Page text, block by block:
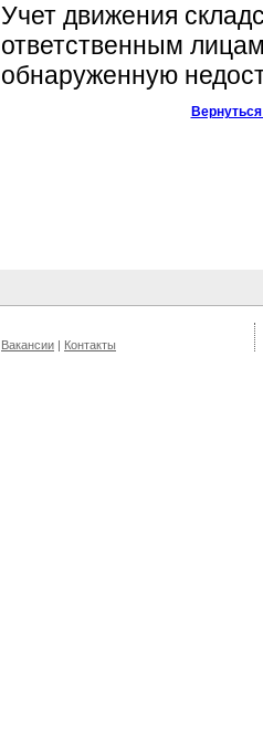
Учет движения
ответственным
обнаруженную
Вакансии | Контакты